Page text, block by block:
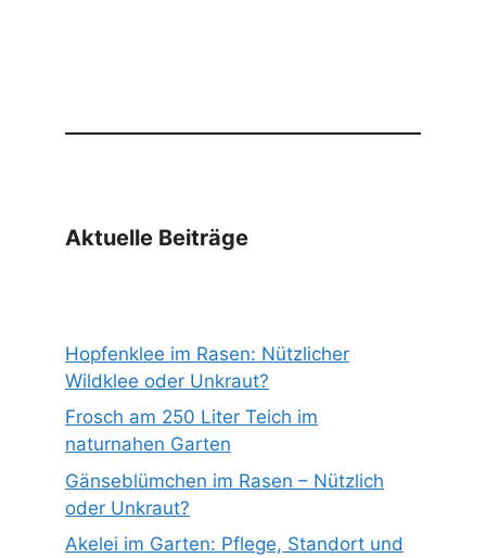
Aktuelle Beiträge
Hopfenklee im Rasen: Nützlicher
Wildklee oder Unkraut?
Frosch am 250 Liter Teich im
naturnahen Garten
Gänseblümchen im Rasen – Nützlich
oder Unkraut?
Akelei im Garten: Pflege, Standort und